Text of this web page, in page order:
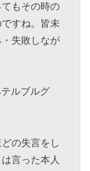
もその時の
すね。皆未
失敗しなが
テルブルグ
の失言をし
言った本人